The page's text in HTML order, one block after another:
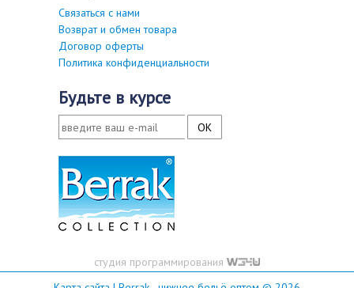
Связаться с нами
Возврат и обмен товара
Договор оферты
Политика конфиденциальности
будьте в курсе
студия программирования